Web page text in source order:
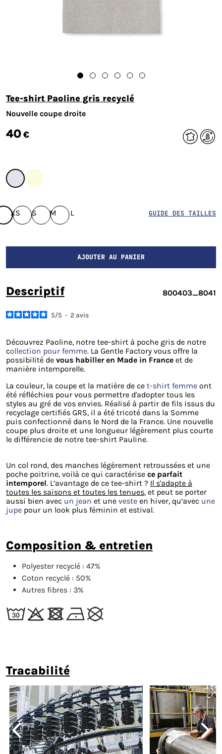
Tee-shirt Paoline gris recyclé
Nouvelle coupe droite
40€
XS S M L GUIDE DES TAILLES
AJOUTER AU PANIER
descriptif 800403_8041
5/5 - 2 avis
Découvrez Paoline, notre tee-shirt à poche gris de notre
collection pour femme. La Gentle Factory vous offre la
possibilité de vous habiller en Made in France et de
manière intemporelle.
La couleur, la coupe et la matière de ce t-shirt femme ont
été réfléchies pour vous permettre d'adopter tous les
styles au gré de vos envies. Réalisé à partir de fils issus du
recyclage certifiés GRS, il a été tricoté dans la Somme
puis confectionné dans le Nord de la France. Une nouvelle
coupe plus droite et une longueur légèrement plus courte
le différencie de notre tee-shirt Pauline.
Un col rond, des manches légèrement retroussées et une
poche poitrine, voilà ce qui caractérise ce parfait
intemporel. L’avantage de ce tee-shirt ? Il s'adapte à
toutes les saisons et toutes les tenues, et peut se porter
aussi bien avec un jean et une veste en hiver, qu’avec une
jupe pour un look plus féminin et estival.
composition & entretien
Polyester recyclé : 47%
Coton recyclé : 50%
Autres fibres : 3%
tracabilité